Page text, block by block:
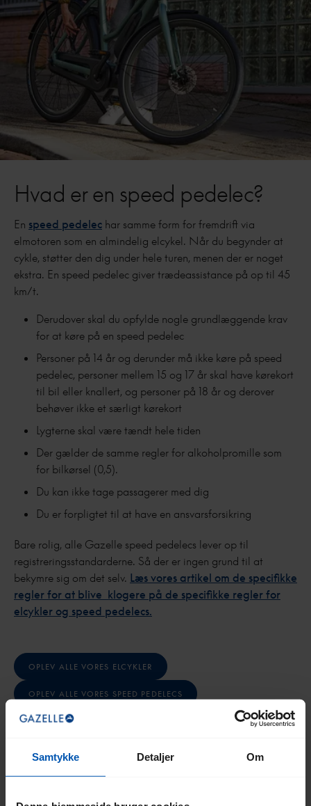
Samtykke Detaljer Om
Hvad er en speed pedelec?
En speed pedelec har samme form for fremdrift via
elmotoren som en almindelig elcykel. Når du begynder at
cykle, støtter den dig under hele turen, menen der er noget
ekstra. En speed pedelec giver trædeassistance på op til 45
km/t.
Derudover skal du opfylde nogle grundlæggende krav
for at køre på en speed pedelec
Personer på 14 år og derunder må ikke køre på speed
pedelec, personer mellem 15 og 17 år skal have kørekort
til bil eller knallert, og personer på 18 år og derover
behøver ikke et særligt kørekort
Lygterne skal være tændt hele tiden
Der gælder de samme regler for alkoholpromille som
for bilkørsel (0,5).
Du kan ikke tage passagerer med dig
Du er forpligtet til at have en ansvarsforsikring
Bare rolig, alle Gazelle speed pedelecs lever op til
registreringsstandarderne. Så der er ingen grund til at
bekymre sig om det selv. Læs vores artikel om de specifikke
regler for at blive klogere på de specifikke regler for
elcykler og speed pedelecs.
OPLEV ALLE VORES ELCYKLER
OPLEV ALLE VORES SPEED PEDELECS